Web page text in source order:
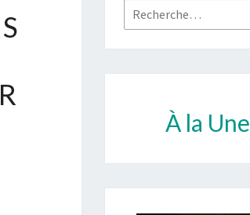
Rechercher :
À la Une